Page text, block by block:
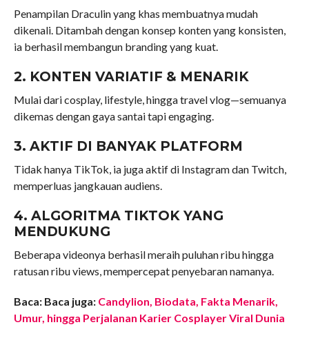
Penampilan Draculin yang khas membuatnya mudah
dikenali. Ditambah dengan konsep konten yang konsisten,
ia berhasil membangun branding yang kuat.
2. KONTEN VARIATIF & MENARIK
Mulai dari cosplay, lifestyle, hingga travel vlog—semuanya
dikemas dengan gaya santai tapi engaging.
3. AKTIF DI BANYAK PLATFORM
Tidak hanya TikTok, ia juga aktif di Instagram dan Twitch,
memperluas jangkauan audiens.
4. ALGORITMA TIKTOK YANG
MENDUKUNG
Beberapa videonya berhasil meraih puluhan ribu hingga
ratusan ribu views, mempercepat penyebaran namanya.
Baca: Baca juga: Candylion, Biodata, Fakta Menarik,
Umur, hingga Perjalanan Karier Cosplayer Viral Dunia